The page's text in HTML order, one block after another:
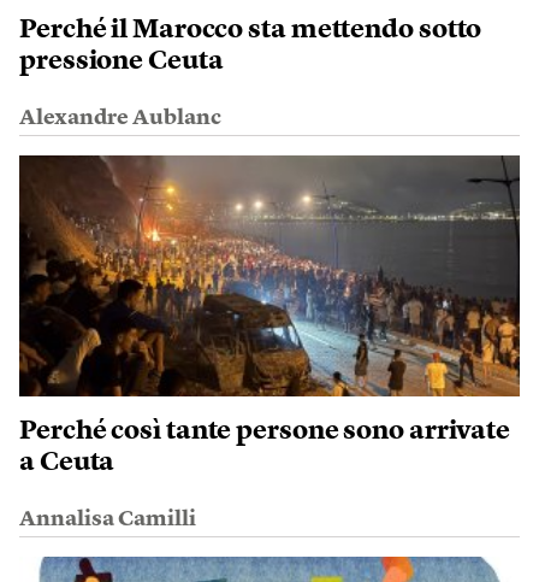
Perché il Marocco sta mettendo sotto
pressione Ceuta
Alexandre Aublanc
Perché così tante persone sono arrivate
a Ceuta
Annalisa Camilli